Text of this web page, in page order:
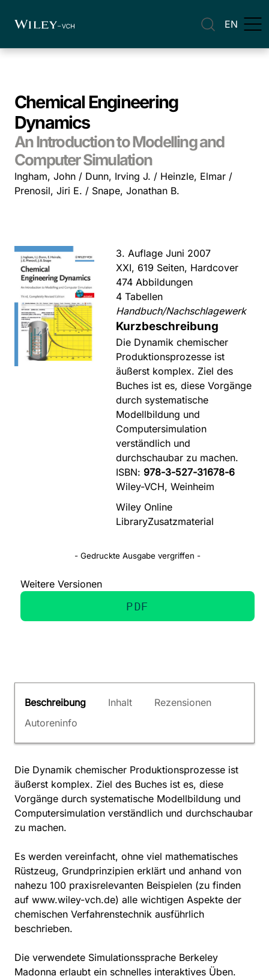
EN
Chemical Engineering
Dynamics
An Introduction to Modelling and
Computer Simulation
Ingham, John / Dunn, Irving J. / Heinzle, Elmar /
Prenosil, Jiri E. / Snape, Jonathan B.
3. Auflage Juni 2007
XXI, 619 Seiten, Hardcover
474 Abbildungen
4 Tabellen
Handbuch/Nachschlagewerk
Kurzbeschreibung
Die Dynamik chemischer
Produktionsprozesse ist
äußerst komplex. Ziel des
Buches ist es, diese Vorgänge
durch systematische
Modellbildung und
Computersimulation
verständlich und
durchschaubar zu machen.
ISBN: 978-3-527-31678-6
Wiley-VCH, Weinheim
Wiley Online
LibraryZusatzmaterial
- Gedruckte Ausgabe vergriffen -
Weitere Versionen
PDF
Beschreibung Inhalt
Rezensionen
Autoreninfo
Die Dynamik chemischer Produktionsprozesse ist
äußerst komplex. Ziel des Buches ist es, diese
Vorgänge durch systematische Modellbildung und
Computersimulation verständlich und durchschaubar
zu machen.
Es werden vereinfacht, ohne viel mathematisches
Rüstzeug, Grundprinzipien erklärt und anhand von
nahezu 100 praxisrelevanten Beispielen (zu finden
auf www.wiley-vch.de) alle wichtigen Aspekte der
chemischen Verfahrenstechnik ausführlich
beschrieben.
Die verwendete Simulationssprache Berkeley
Madonna erlaubt ein schnelles interaktives Üben.